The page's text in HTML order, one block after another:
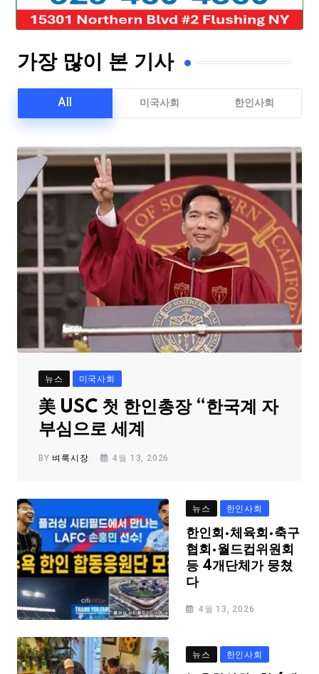
가장 많이 본 기사
All 미국사회 한인사회
뉴스 미국사회
美 USC 첫 한인총장 “한국계 자
부심으로 세계
BY 벼룩시장 4월 13, 2026
뉴스 한인사회
한인회·체육회·축구
협회·월드컵위원회
등 4개단체가 뭉쳤
다
4월 13, 2026
뉴스 한인사회